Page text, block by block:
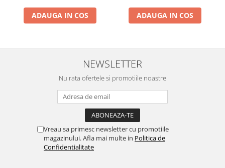
ADAUGA IN COS ADAUGA IN COS
NEWSLETTER
Nu rata ofertele si promotiile noastre
Vreau sa primesc newsletter cu promotiile
magazinului. Afla mai multe in Politica de
Confidentialitate